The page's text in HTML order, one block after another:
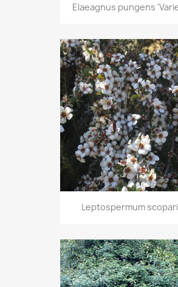
Elaeagnus pungens
Leptospermum